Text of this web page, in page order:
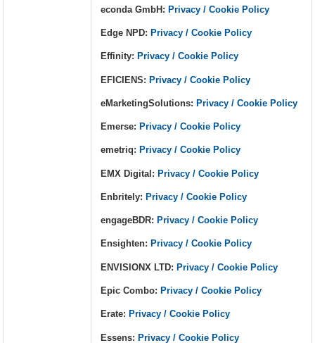
econda GmbH: Privacy / Cookie Policy
Edge NPD: Privacy / Cookie Policy
Effinity: Privacy / Cookie Policy
EFICIENS: Privacy / Cookie Policy
eMarketingSolutions: Privacy / Cookie Policy
Emerse: Privacy / Cookie Policy
emetriq: Privacy / Cookie Policy
EMX Digital: Privacy / Cookie Policy
Enbritely: Privacy / Cookie Policy
engageBDR: Privacy / Cookie Policy
Ensighten: Privacy / Cookie Policy
ENVISIONX LTD: Privacy / Cookie Policy
Epic Combo: Privacy / Cookie Policy
Erate: Privacy / Cookie Policy
Essens: Privacy / Cookie Policy